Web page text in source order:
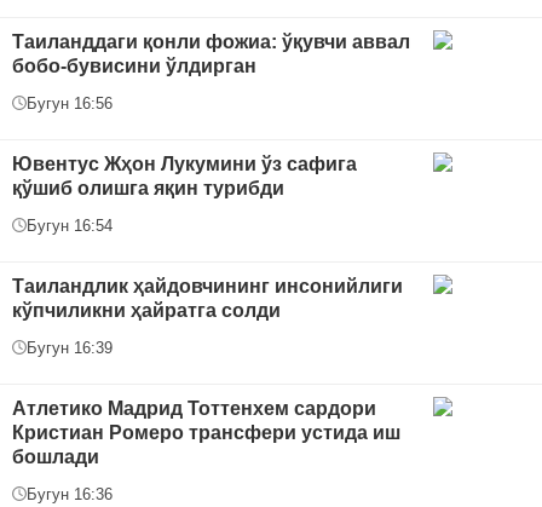
Таиланддаги қонли фожиа: ўқувчи аввал
бобо-бувисини ўлдирган
Бугун 16:56
Ювентус Жҳон Лукумини ўз сафига
қўшиб олишга яқин турибди
Бугун 16:54
Таиландлик ҳайдовчининг инсонийлиги
кўпчиликни ҳайратга солди
Бугун 16:39
Атлетико Мадрид Тоттенхем сардори
Кристиан Ромеро трансфери устида иш
бошлади
Бугун 16:36